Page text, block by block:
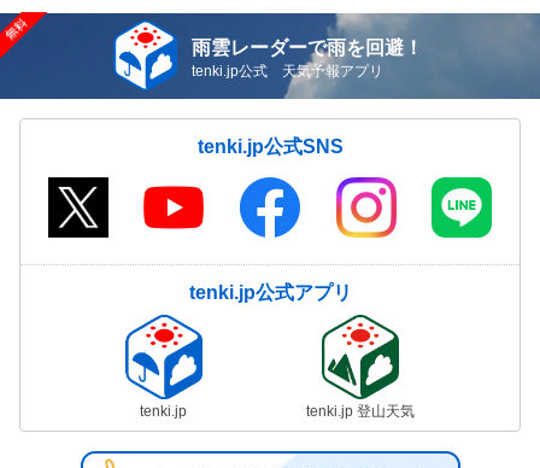
雨雲レーダーで雨を回避！
tenki.jp公式 天気予報アプリ
tenki.jp公式SNS
tenki.jp公式アプリ
tenki.jp tenki.jp 登山天気